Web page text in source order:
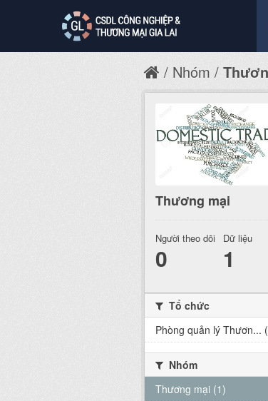
Nhóm
Thương mại
Người theo dõi
0
Dữ liệu
1
Tổ chức
Phòng quản lý Thươn...
Nhóm
Thương mại (1)